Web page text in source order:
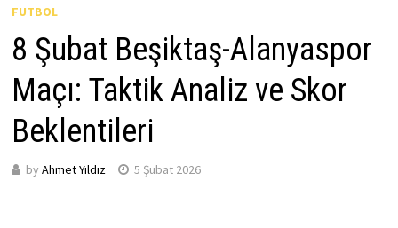
FUTBOL
8 Şubat Beşiktaş-Alanyaspor
Maçı: Taktik Analiz ve Skor
Beklentileri
by Ahmet Yıldız 5 Şubat 2026